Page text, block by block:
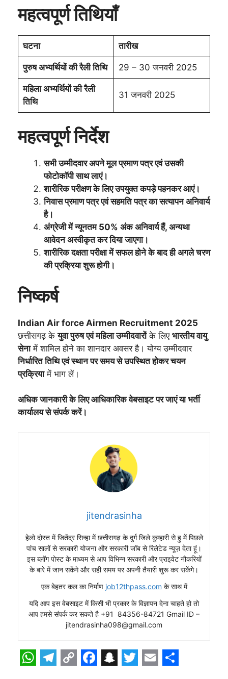
महत्वपूर्ण तिथियाँ
घटना तारीख
पुरुष अभ्यर्थियों की रैली तिथि 29 – 30 जनवरी 2025
महिला अभ्यर्थियों की रैली
तिथि
31 जनवरी 2025
महत्वपूर्ण निर्देश
सभी उम्मीदवार अपने मूल प्रमाण पत्र एवं उसकी
फोटोकॉपी साथ लाएं।
शारीरिक परीक्षण के लिए उपयुक्त कपड़े पहनकर आएं।
निवास प्रमाण पत्र एवं सहमति पत्र का सत्यापन अनिवार्य
है।
अंग्रेजी में न्यूनतम 50% अंक अनिवार्य हैं, अन्यथा
आवेदन अस्वीकृत कर दिया जाएगा।
शारीरिक दक्षता परीक्षा में सफल होने के बाद ही अगले चरण
की प्रक्रिया शुरू होगी।
निष्कर्ष
Indian Air force Airmen Recruitment 2025
छत्तीसगढ़ केयुवा पुरुष एवं महिला उम्मीदवारोंके लिए भारतीय वायु
सेनामें शामिल होने का शानदार अवसर है। योग्य उम्मीदवार
निर्धारित तिथि एवं स्थान पर समय से उपस्थित होकर चयन
प्रक्रियामें भाग लें।
अधिक जानकारी के लिए आधिकारिक वेबसाइट पर जाएं या भर्ती
कार्यालय से संपर्क करें।
jitendrasinha
हेलो दोस्त में जितेंद्र सिन्हा में छत्तीसगढ़ के दुर्ग जिले कुम्हारी से हु में पिछले
पांच सालों से सरकारी योजना और सरकारी जॉब से रिलेटेड न्यूज़ देता हूं।
इस ब्लॉग पोस्ट के माध्यम से आप विभिन्न सरकारी और प्राइवेट नौकरियों
के बारे में जान सकेंगे और सही समय पर अपनी तैयारी शुरू कर सकेंगे।
एक बेहतर कल का निर्माण job12thpass.com के साथ में
यदि आप इस वेबसाइट में किसी भी प्रकार के विज्ञापन देना चाहते हो तो
आप हमसे संपर्क कर सकते है +91 84356-84721 Gmail ID –
jitendrasinha098@gmail.com